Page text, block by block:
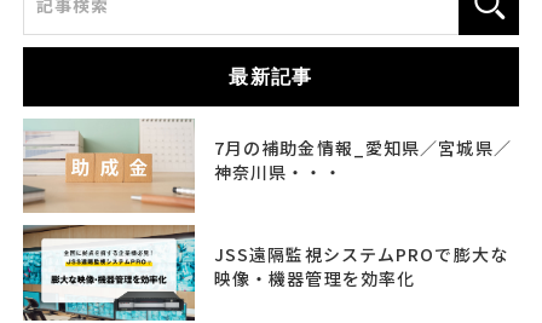
最新記事
7月の補助金情報_愛知県／宮城県／
神奈川県・・・
JSS遠隔監視システムPROで膨大な
映像・機器管理を効率化